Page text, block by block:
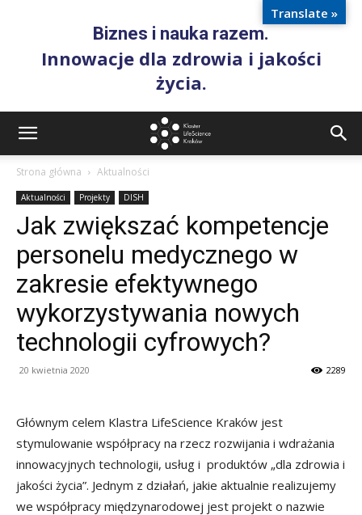
Biznes i nauka razem.
Innowacje dla zdrowia i jakości
życia.
Strona główna Aktualności
Aktualności Projekty DISH
Jak zwiększać kompetencje
personelu medycznego w
zakresie efektywnego
wykorzystywania nowych
technologii cyfrowych?
20 kwietnia 2020 2289
Głównym celem Klastra LifeScience Kraków jest
stymulowanie współpracy na rzecz rozwijania i wdrażania
innowacyjnych technologii, usług i produktów „dla zdrowia i
jakości życia”. Jednym z działań, jakie aktualnie realizujemy
we współpracy międzynarodowej jest projekt o nazwie
Translate »